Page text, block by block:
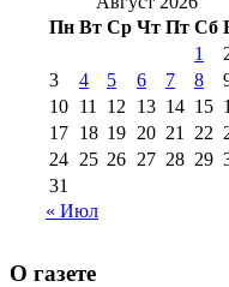
№99
августа 2012 г
августа 2013 г
Пн Вт Ср Чт Пт Сб
1
3
4 5 6 7 8
10 11 12 13 14 15
17 18 19 20 21 22
24 25 26 27 28 29
31
« Июл
О газете